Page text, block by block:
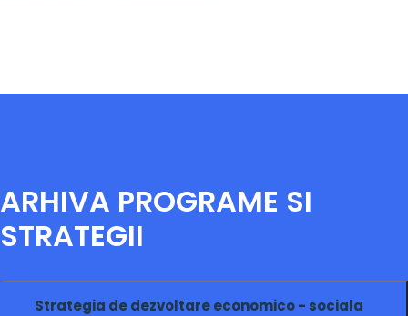
ARHIVA PROGRAME SI
STRATEGII
Strategia de dezvoltare economico - sociala